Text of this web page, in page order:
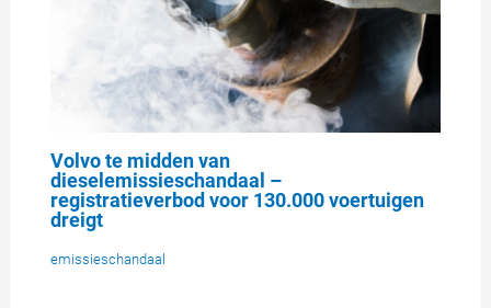
Volvo te midden van
dieselemissieschandaal –
registratieverbod voor 130.000 voertuigen
dreigt
emissieschandaal